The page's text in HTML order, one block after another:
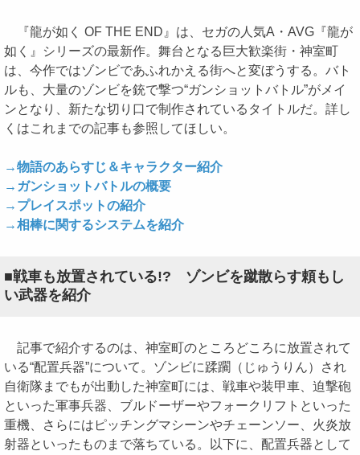
『龍が如く OF THE END』は、セガの人気A・AVG『龍が
如く』シリーズの最新作。舞台となる巨大歓楽街・神室町
は、今作ではゾンビであふれかえる街へと変ぼうする。バト
ルも、大量のゾンビを銃で撃つ“ガンショットバトル”がメイ
ンとなり、新たな切り口で制作されているタイトルだ。詳し
くはこれまでの記事も参照してほしい。
→物語のあらすじ＆キャラクター紹介
→ガンショットバトルの概要
→プレイスポットの紹介
→相棒に関するシステムを紹介
■戦車も放置されている!? ゾンビを蹴散らす頼もし
い武器を紹介
記事で紹介するのは、神室町のところどころに放置されて
いる“配置兵器”について。ゾンビに蹂躙（じゅうりん）され
自衛隊までもが出動した神室町には、戦車や装甲車、迫撃砲
といった軍事兵器、ブルドーザーやフォークリフトといった
重機、さらにはピッチングマシーンやチェーンソー、火炎放
射器といったものまで落ちている。以下に、配置兵器として